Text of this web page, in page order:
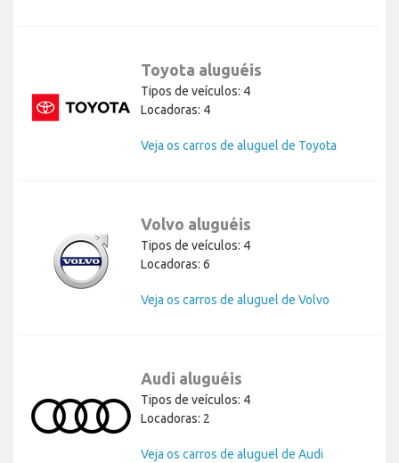
Toyota aluguéis
Tipos de veículos: 4
Locadoras: 4
Veja os carros de aluguel de Toyota
Volvo aluguéis
Tipos de veículos: 4
Locadoras: 6
Veja os carros de aluguel de Volvo
Audi aluguéis
Tipos de veículos: 4
Locadoras: 2
Veja os carros de aluguel de Audi